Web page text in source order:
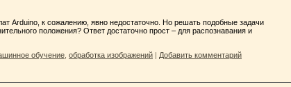
Arduino, к сожалению, явно недостаточно. Но решать подобные задачи
положения? Ответ достаточно прост – для распознавания и
обучение обработка изображений Добавить комментарий